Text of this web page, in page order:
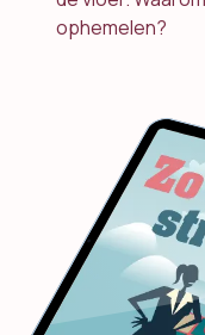
ophemelen?